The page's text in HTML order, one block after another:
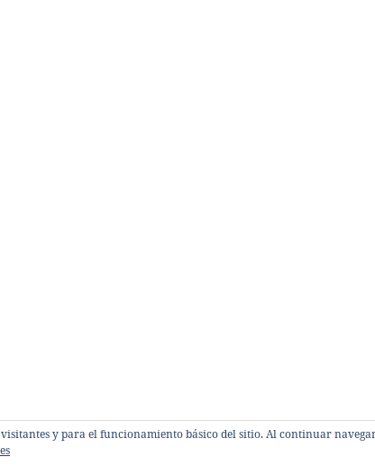
y para el funcionamiento básico del sitio. Al continuar